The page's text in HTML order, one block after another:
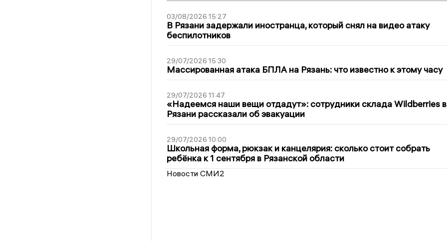
03/08/2026 15:27
В Рязани задержали иностранца, который снял на видео атаку
беспилотников
29/07/2026 15:30
Массированная атака БПЛА на Рязань: что известно к этому часу
29/07/2026 11:47
«Надеемся наши вещи отдадут»: сотрудники склада Wildberries в
Рязани рассказали об эвакуации
29/07/2026 10:00
Школьная форма, рюкзак и канцелярия: сколько стоит собрать
ребёнка к 1 сентября в Рязанской области
Новости СМИ2